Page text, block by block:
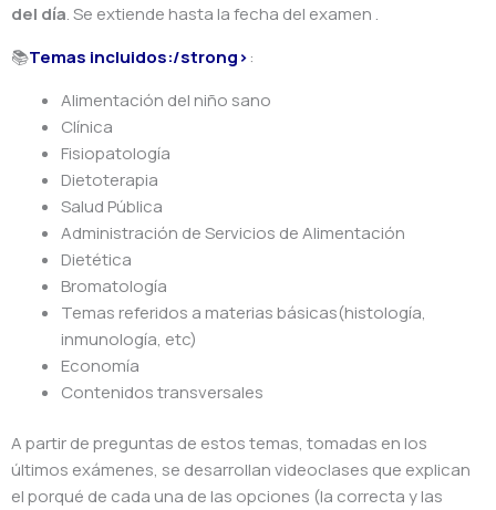
del día. Se extiende hasta la fecha del examen .
📚Temas incluidos:/strong>:
Alimentación del niño sano
Clínica
Fisiopatología
Dietoterapia
Salud Pública
Administración de Servicios de Alimentación
Dietética
Bromatología
Temas referidos a materias básicas(histología,
inmunología, etc)
Economía
Contenidos transversales
A partir de preguntas de estos temas, tomadas en los
últimos exámenes, se desarrollan videoclases que explican
el porqué de cada una de las opciones (la correcta y las